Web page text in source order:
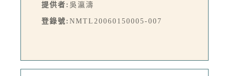
提供者: 吳瀛濤
登錄號: NMTL20060150005-007